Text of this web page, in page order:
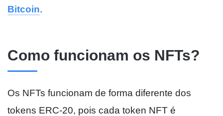
Bitcoin.
Como funcionam os NFTs?
Os NFTs funcionam de forma diferente dos
tokens ERC-20, pois cada token NFT é